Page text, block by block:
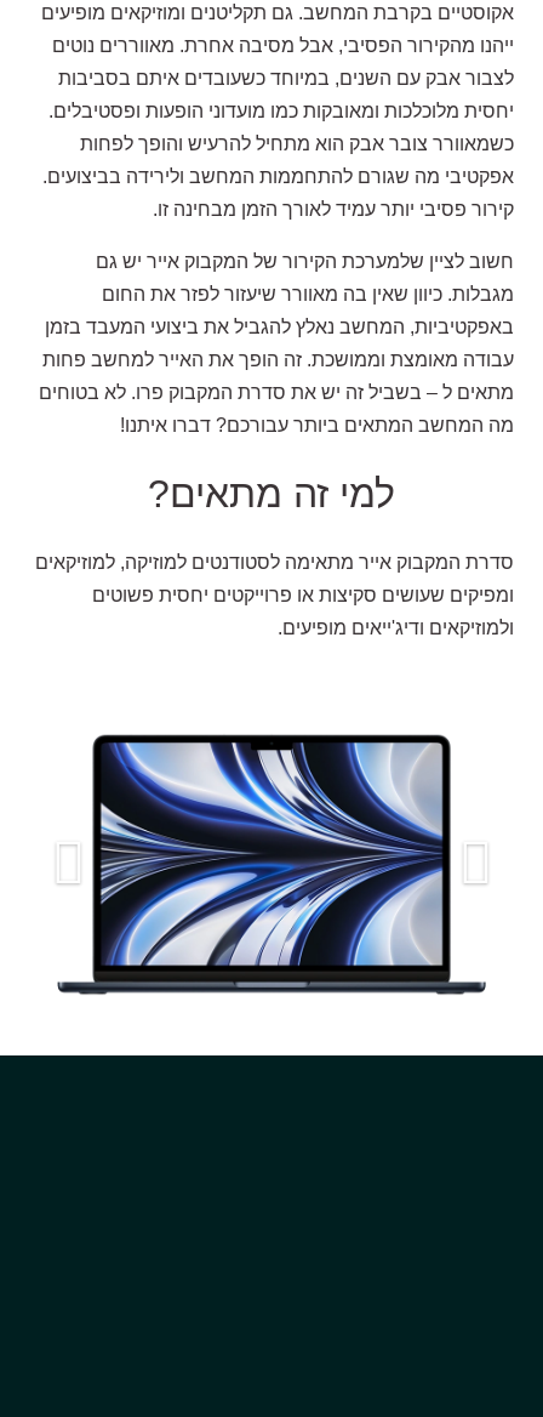
אקוסטיים בקרבת המחשב. גם תקליטנים ומוזיקאים מופיעים
ייהנו מהקירור הפסיבי, אבל מסיבה אחרת. מאווררים נוטים
לצבור אבק עם השנים, במיוחד כשעובדים איתם בסביבות
יחסית מלוכלכות ומאובקות כמו מועדוני הופעות ופסטיבלים.
כשמאוורר צובר אבק הוא מתחיל להרעיש והופך לפחות
אפקטיבי מה שגורם להתחממות המחשב ולירידה בביצועים.
קירור פסיבי יותר עמיד לאורך הזמן מבחינה זו.
חשוב לציין שלמערכת הקירור של המקבוק אייר יש גם
מגבלות. כיוון שאין בה מאוורר שיעזור לפזר את החום
באפקטיביות, המחשב נאלץ להגביל את ביצועי המעבד בזמן
עבודה מאומצת וממושכת. זה הופך את האייר למחשב פחות
מתאים ל – בשביל זה יש את סדרת המקבוק פרו. לא בטוחים
מה המחשב המתאים ביותר עבורכם? דברו איתנו!
למי זה מתאים?
סדרת המקבוק אייר מתאימה לסטודנטים למוזיקה, למוזיקאים
ומפיקים שעושים סקיצות או פרוייקטים יחסית פשוטים
ולמוזיקאים ודיג'ייאים מופיעים.